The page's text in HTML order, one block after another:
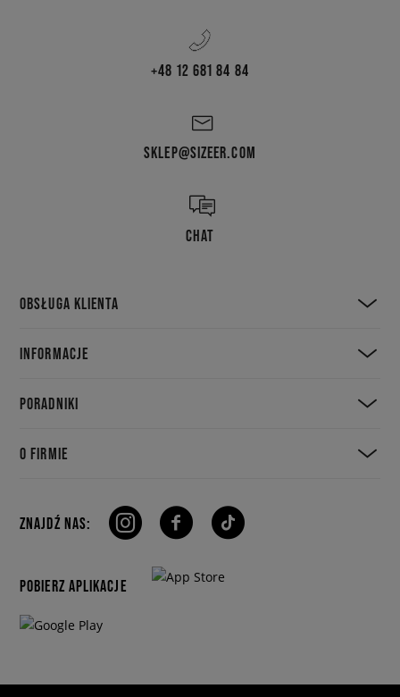
+48 12 681 84 84
SKLEP@SIZEER.COM
CHAT
OBSŁUGA KLIENTA
INFORMACJE
PORADNIKI
O FIRMIE
ZNAJDŹ NAS:
POBIERZ APLIKACJE